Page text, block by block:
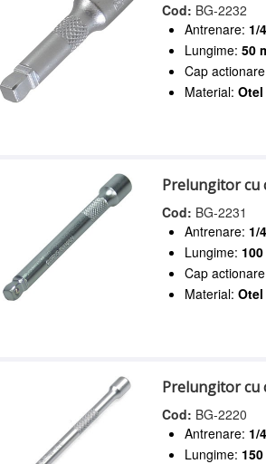
Cod: BG-2232
Antrenare: 1/
Lungime:50
Cap
Material:
Prelungitor cu
Cod: BG-2231
Antrenare: 1/
Lungime:
Cap
Material:
Prelungitor cu
Cod: BG-2220
Antrenare: 1/
Lungime: